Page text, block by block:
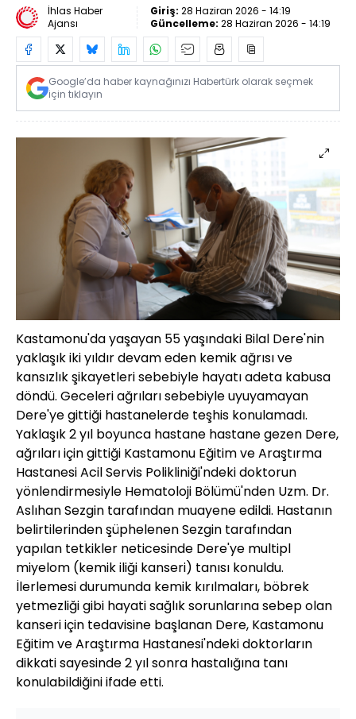
İhlas Haber
Ajansı
Giriş: 28 Haziran 2026 - 14:19
Güncelleme: 28 Haziran 2026 - 14:19
Google’da haber kaynağınızı Habertürk olarak seçmek
için tıklayın
Kastamonu'da yaşayan 55 yaşındaki Bilal Dere'nin
yaklaşık iki yıldır devam eden kemik ağrısı ve
kansızlık şikayetleri sebebiyle hayatı adeta kabusa
döndü. Geceleri ağrıları sebebiyle uyuyamayan
Dere'ye gittiği hastanelerde teşhis konulamadı.
Yaklaşık 2 yıl boyunca hastane hastane gezen Dere,
ağrıları için gittiği Kastamonu Eğitim ve Araştırma
Hastanesi Acil Servis Polikliniği'ndeki doktorun
yönlendirmesiyle Hematoloji Bölümü'nden Uzm. Dr.
Aslıhan Sezgin tarafından muayene edildi. Hastanın
belirtilerinden şüphelenen Sezgin tarafından
yapılan tetkikler neticesinde Dere'ye multipl
miyelom (kemik iliği kanseri) tanısı konuldu.
İlerlemesi durumunda kemik kırılmaları, böbrek
yetmezliği gibi hayati sağlık sorunlarına sebep olan
kanseri için tedavisine başlanan Dere, Kastamonu
Eğitim ve Araştırma Hastanesi'ndeki doktorların
dikkati sayesinde 2 yıl sonra hastalığına tanı
konulabildiğini ifade etti.